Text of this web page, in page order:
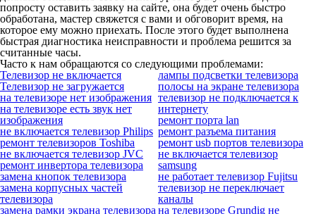
попросту оставить заявку на сайте, она будет очень быстро
обработана, мастер свяжется с вами и обговорит время, на
которое ему можно приехать. После этого будет выполнена
быстрая диагностика неисправности и проблема решится за
считанные часы.
Часто к нам обращаются со следующими проблемами:
Телевизор не включается
Телевизор не загружается
на телевизоре нет изображения
на телевизоре есть звук нет
изображения
не включается телевизор Philips
ремонт телевизоров Toshiba
не включается телевизор JVC
ремонт инвертора телевизора
замена кнопок телевизора
замена корпусных частей
телевизора
замена рамки экрана телевизора
лампы подсветки телевизора
полосы на экране телевизора
телевизор не подключается к
интернету
ремонт порта lan
ремонт разъема питания
ремонт usb портов телевизора
не включается телевизор
samsung
не работает телевизор Fujitsu
телевизор не переключает
каналы
на телевизоре Grundig не